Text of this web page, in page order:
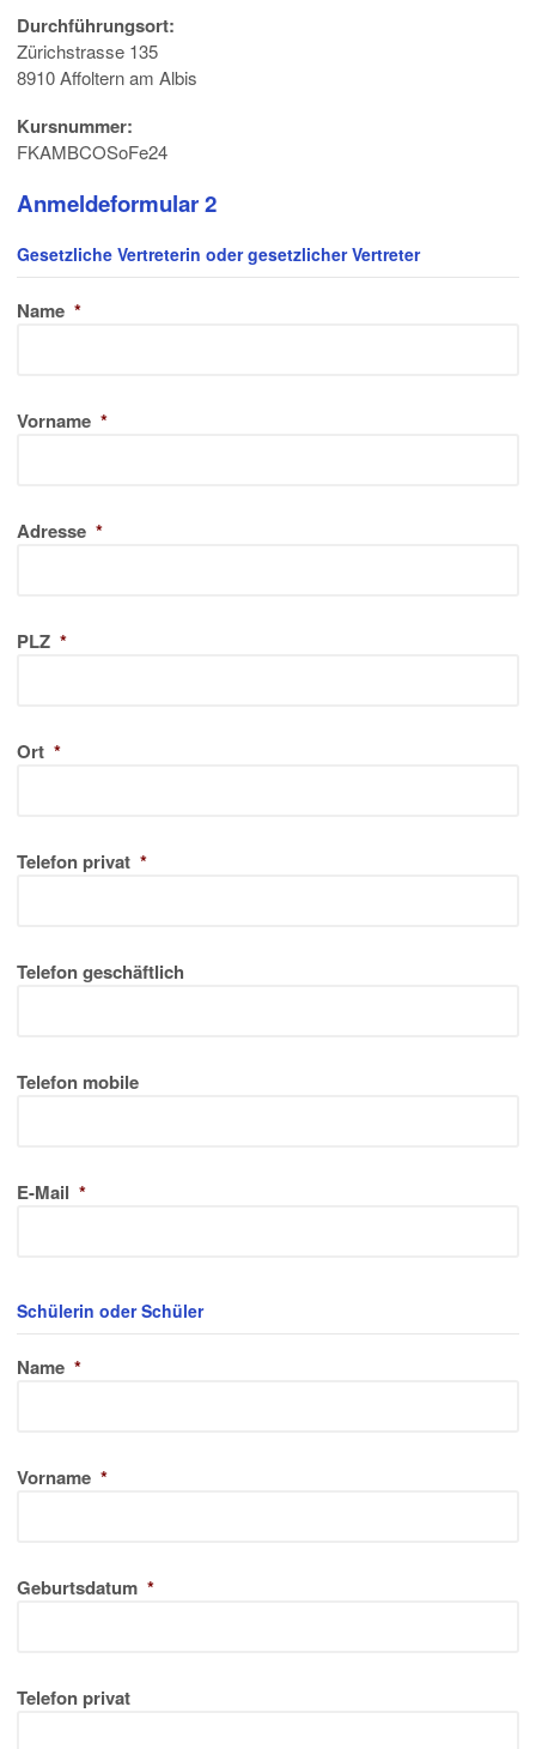
Durchführungsort:
Zürichstrasse 135
8910 Affoltern am Albis
Kursnummer:
FKAMBCOSoFe24
Anmeldeformular 2
Gesetzliche Vertreterin oder gesetzlicher Vertreter
Name *
Vorname *
Adresse *
PLZ *
Ort *
Telefon privat *
Telefon geschäftlich
Telefon mobile
E-Mail *
Schülerin oder Schüler
Name *
Vorname *
Geburtsdatum *
Telefon privat